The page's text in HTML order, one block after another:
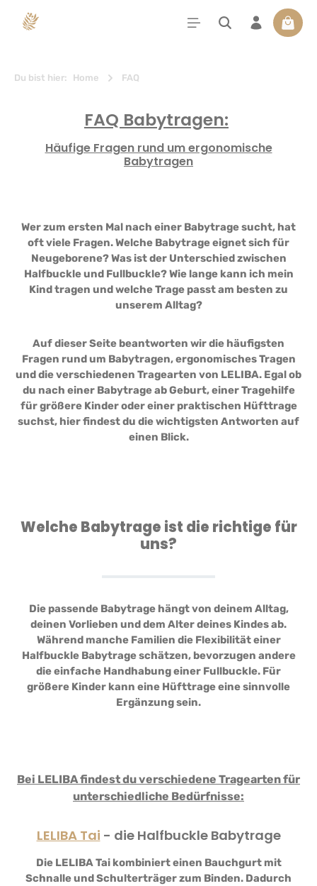
springen
Du bist hier: Home FAQ
FAQ Babytragen:
Häufige Fragen rund um ergonomische
Babytragen
Wer zum ersten Mal nach einer Babytrage sucht, hat
oft viele Fragen. Welche Babytrage eignet sich für
Neugeborene? Was ist der Unterschied zwischen
Halfbuckle und Fullbuckle? Wie lange kann ich mein
Kind tragen und welche Trage passt am besten zu
unserem Alltag?
Auf dieser Seite beantworten wir die häufigsten
Fragen rund um Babytragen, ergonomisches Tragen
und die verschiedenen Tragearten von LELIBA. Egal ob
du nach einer Babytrage ab Geburt, einer Tragehilfe
für größere Kinder oder einer praktischen Hüfttrage
suchst, hier findest du die wichtigsten Antworten auf
einen Blick.
Welche Babytrage ist die richtige für
uns?
Die passende Babytrage hängt von deinem Alltag,
deinen Vorlieben und dem Alter deines Kindes ab.
Während manche Familien die Flexibilität einer
Halfbuckle Babytrage schätzen, bevorzugen andere
die einfache Handhabung einer Fullbuckle. Für
größere Kinder kann eine Hüfttrage eine sinnvolle
Ergänzung sein.
Bei LELIBA findest du verschiedene Tragearten für
unterschiedliche Bedürfnisse:
LELIBA Tai - die Halfbuckle Babytrage
Die LELIBA Tai kombiniert einen Bauchgurt mit
Schnalle und Schulterträger zum Binden. Dadurch